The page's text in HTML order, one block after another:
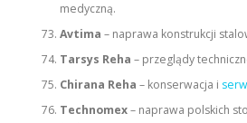
medyczną.
Avtima – naprawa konstrukcji
Tarsys Reha – przeglądy
Chirana Reha – konserwacja i
Technomex– naprawa polskich